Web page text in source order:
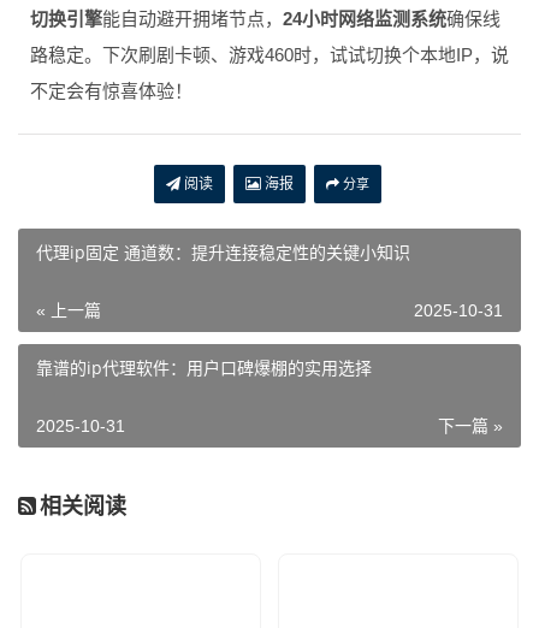
切换引擎能自动避开拥堵节点， 24小时网络监测系统确保线
路稳定。下次刷剧卡顿、游戏460时，试试切换个本地IP，说
不定会有惊喜体验！
阅读 海报 分享
代理ip固定 通道数：提升连接稳定性的关键小知识
« 上一篇 2025-10-31
靠谱的ip代理软件：用户口碑爆棚的实用选择
下一篇 »
2025-10-31
相关阅读